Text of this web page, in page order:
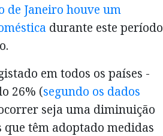
de Janeiro houve um
durante este período
em todos os países -
26% (segundo os dados
seja uma diminuição
que têm adoptado medidas